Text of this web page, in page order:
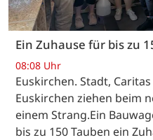
Ein Zuhause für bis zu
08:08 Uhr
Euskirchen. Stadt,
Euskirchen ziehen beim
einem Strang.Ein
bis zu 150 Tauben ein